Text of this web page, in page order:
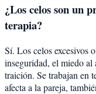
¿Los celos son un
terapia?
Sí. Los celos excesivos
inseguridad, el miedo al
traición. Se trabajan en
afecta a la pareja,